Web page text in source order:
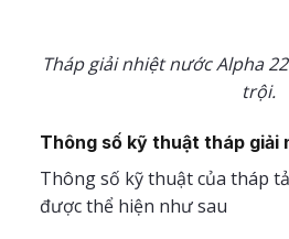
Tháp giải nhiệt nước Alpha
trội.
Thông số kỹ thuật tháp giải
Thông số kỹ thuật của tháp
được thể hiện như sau